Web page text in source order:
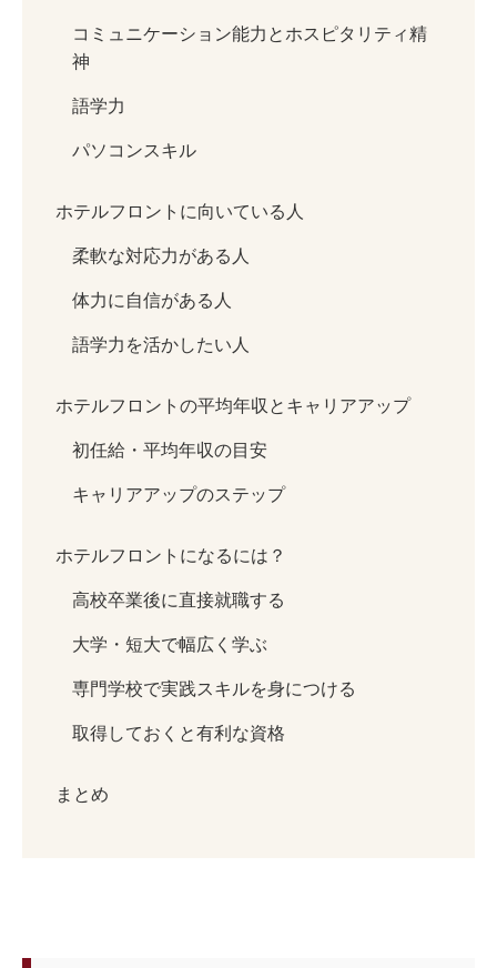
コミュニケーション能力とホスピタリティ精
神
語学力
パソコンスキル
ホテルフロントに向いている人
柔軟な対応力がある人
体力に自信がある人
語学力を活かしたい人
ホテルフロントの平均年収とキャリアアップ
初任給・平均年収の目安
キャリアアップのステップ
ホテルフロントになるには？
高校卒業後に直接就職する
大学・短大で幅広く学ぶ
専門学校で実践スキルを身につける
取得しておくと有利な資格
まとめ